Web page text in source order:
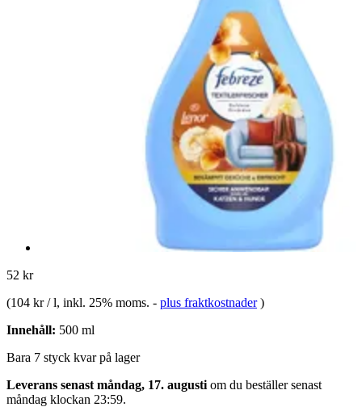
52 kr
(104 kr / l, inkl. 25% moms. - plus fraktkostnader )
Innehåll: 500 ml
Bara 7 styck kvar på lager
Leverans senast måndag, 17. augusti om du beställer senast
måndag klockan 23:59.